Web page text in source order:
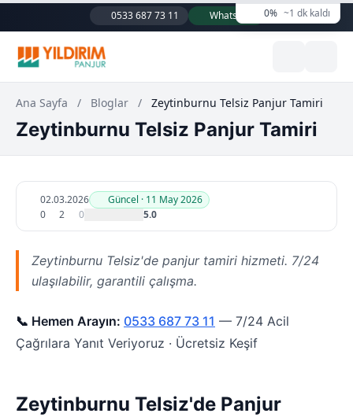
0533 687 73 11 WhatsApp 0% ~1 dk kaldı
Ana Sayfa / Bloglar / Zeytinburnu Telsiz Panjur Tamiri
Zeytinburnu Telsiz Panjur Tamiri
02.03.2026
Güncel · 11 May 2026
0
2 0 5.0
Zeytinburnu Telsiz'de panjur tamiri hizmeti. 7/24
ulaşılabilir, garantili çalışma.
📞 Hemen Arayın: 0533 687 73 11 — 7/24 Acil
Çağrılara Yanıt Veriyoruz · Ücretsiz Keşif
Zeytinburnu Telsiz'de Panjur